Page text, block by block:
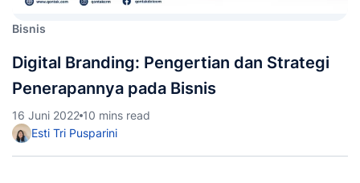
Bisnis
Digital Branding: Pengertian dan Strategi
Penerapannya pada Bisnis
16 Juni 2022 10 mins read
Esti Tri Pusparini